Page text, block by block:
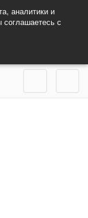
аналитики и
с